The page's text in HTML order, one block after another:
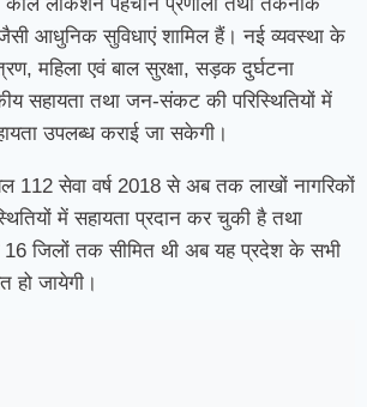
आधुनिक सुविधाएं शामिल हैं। नई व्यवस्था के
महिला एवं बाल सुरक्षा, सड़क दुर्घटना
सहायता तथा जन-संकट की परिस्थितियों में
उपलब्ध कराई जा सकेगी।
112 सेवा वर्ष 2018 से अब तक लाखों नागरिकों
में सहायता प्रदान कर चुकी है तथा
16 जिलों तक सीमित थी अब यह प्रदेश के सभी
हो जायेगी।